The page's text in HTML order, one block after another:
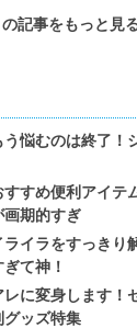
の記事をもっと見
悩むのは終了！
すすめ便利アイテ
画期的すぎ
イラをすっきり
て神！
に変身します！
グッズ特集